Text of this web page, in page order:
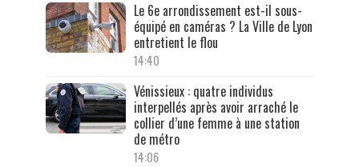
Le 6e arrondissement est-il sous-
équipé en caméras ? La Ville de Lyon
entretient le flou
14:40
Vénissieux : quatre individus
interpellés après avoir arraché le
collier d’une femme à une station
de métro
14:06